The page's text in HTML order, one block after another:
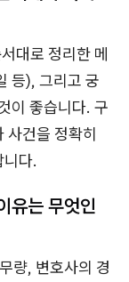
대로 정리한 메
등), 그리고 궁
이 좋습니다. 구
사건을 정확히
다.
유는 무엇인
량, 변호사의 경